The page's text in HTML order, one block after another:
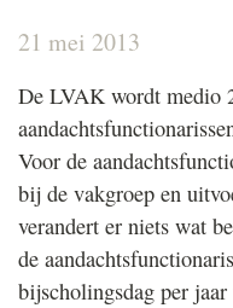
21 mei 2013
De LVAK wordt medio
Voor de
bij de vakgroep en
verandert er niets wat
de
bijscholingsdag per